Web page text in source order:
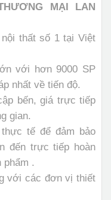
MẠI LAN
thất số 1 tại Việt
với hơn 9000 SP
nhất về tiến độ.
bến, giá trực tiếp
gian.
tế để đảm bảo
đến trực tiếp hoàn
phẩm .
với các đơn vị thiết